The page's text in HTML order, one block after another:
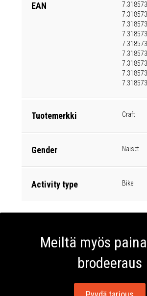
EAN
Tuotemerkki Craft
Gender Naiset
Activity type Bike
Meiltä myös
brodeeraus